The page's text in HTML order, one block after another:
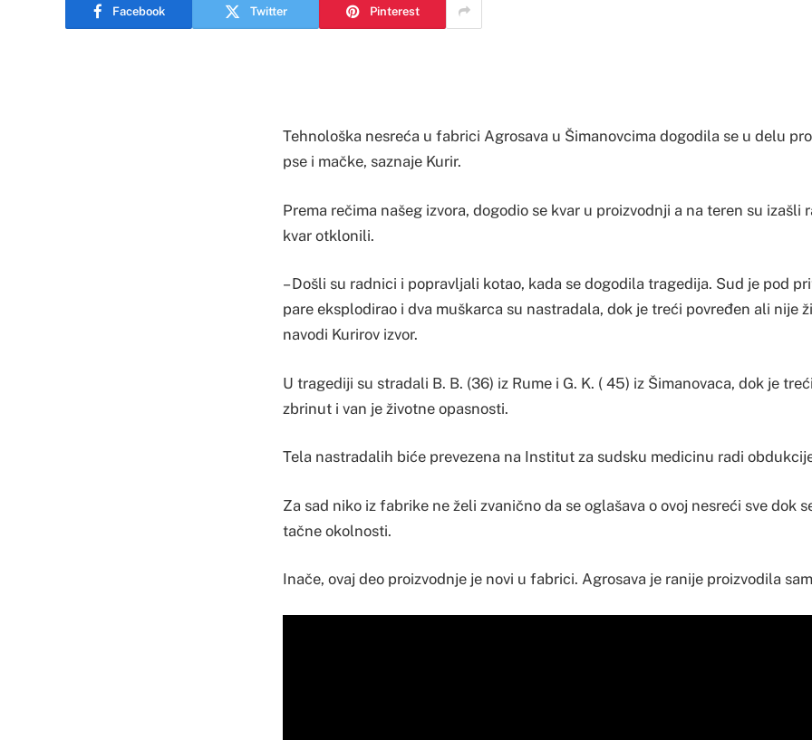
Facebook Twitter Pinterest
Tehnološka nesreća u fabrici Agrosava u Šimanovcima dogodila se u delu
pse i mačke, saznaje Kurir.
Prema rečima našeg izvora, dogodio se kvar u proizvodnji a na teren su izašli
kvar otklonili.
– Došli su radnici i popravljali kotao, kada se dogodila tragedija. Sud je pod
pare eksplodirao i dva muškarca su nastradala, dok je treći povređen ali nije
navodi Kurirov izvor.
U tragediji su stradali B. B. (36) iz Rume i G. K. ( 45) iz Šimanovaca, dok je
zbrinut i van je životne opasnosti.
Tela nastradalih biće prevezena na Institut za sudsku medicinu radi
Za sad niko iz fabrike ne želi zvanično da se oglašava o ovoj nesreći sve dok
tačne okolnosti.
Inače, ovaj deo proizvodnje je novi u fabrici. Agrosava je ranije proizvodila